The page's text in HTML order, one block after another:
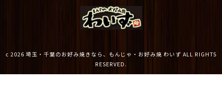
c 2026 埼玉・千葉のお好み焼きなら、もんじゃ・お好み焼 わいず ALL RIGHTS
RESERVED.